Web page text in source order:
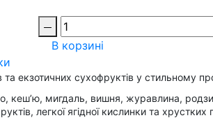
В корзині
та екзотичних сухофруктів у
кеш’ю, мигдаль, вишня, журавлина,
легкої ягідної кислинки та